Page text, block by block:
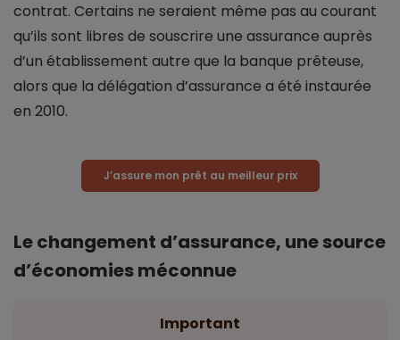
contrat. Certains ne seraient même pas au courant
qu’ils sont libres de souscrire une assurance auprès
d’un établissement autre que la banque prêteuse,
alors que la délégation d’assurance a été instaurée
en 2010.
J’assure mon prêt au meilleur prix
Le changement d’assurance, une source
d’économies méconnue
Important